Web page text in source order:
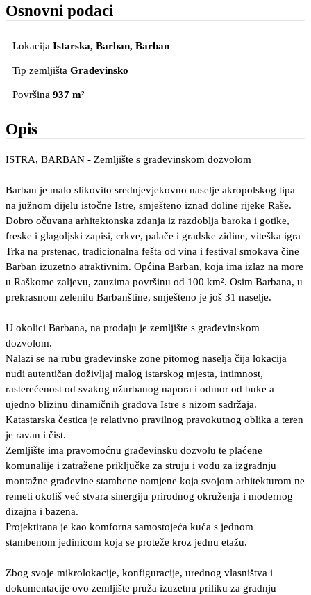
Osnovni podaci
Lokacija Istarska, Barban, Barban
Tip zemljišta Građevinsko
Površina 937 m²
Opis
ISTRA, BARBAN - Zemljište s građevinskom dozvolom
Barban je malo slikovito srednjevjekovno naselje akropolskog tipa
na južnom dijelu istočne Istre, smješteno iznad doline rijeke Raše.
Dobro očuvana arhitektonska zdanja iz razdoblja baroka i gotike,
freske i glagoljski zapisi, crkve, palače i gradske zidine, viteška igra
Trka na prstenac, tradicionalna fešta od vina i festival smokava čine
Barban izuzetno atraktivnim. Općina Barban, koja ima izlaz na more
u Raškome zaljevu, zauzima površinu od 100 km². Osim Barbana, u
prekrasnom zelenilu Barbanštine, smješteno je još 31 naselje.
U okolici Barbana, na prodaju je zemljište s građevinskom
dozvolom.
Nalazi se na rubu građevinske zone pitomog naselja čija lokacija
nudi autentičan doživljaj malog istarskog mjesta, intimnost,
rasterećenost od svakog užurbanog napora i odmor od buke a
ujedno blizinu dinamičnih gradova Istre s nizom sadržaja.
Katastarska čestica je relativno pravilnog pravokutnog oblika a teren
je ravan i čist.
Zemljište ima pravomoćnu građevinsku dozvolu te plaćene
komunalije i zatražene priključke za struju i vodu za izgradnju
montažne građevine stambene namjene koja svojom arhitekturom ne
remeti okoliš već stvara sinergiju prirodnog okruženja i modernog
dizajna i bazena.
Projektirana je kao komforna samostojeća kuća s jednom
stambenom jedinicom koja se proteže kroz jednu etažu.
Zbog svoje mikrolokacije, konfiguracije, urednog vlasništva i
dokumentacije ovo zemljište pruža izuzetnu priliku za gradnju